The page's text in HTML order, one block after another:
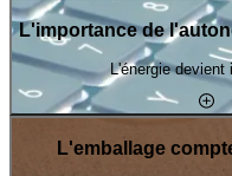
L'importance de
L'énergie devient
L'emballage